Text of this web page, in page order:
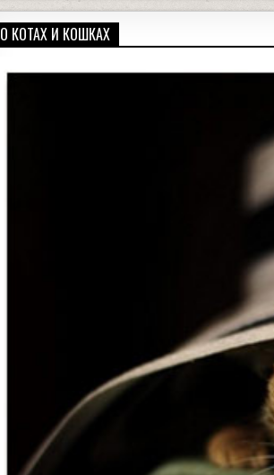
О КОТАХ И КОШКАХ